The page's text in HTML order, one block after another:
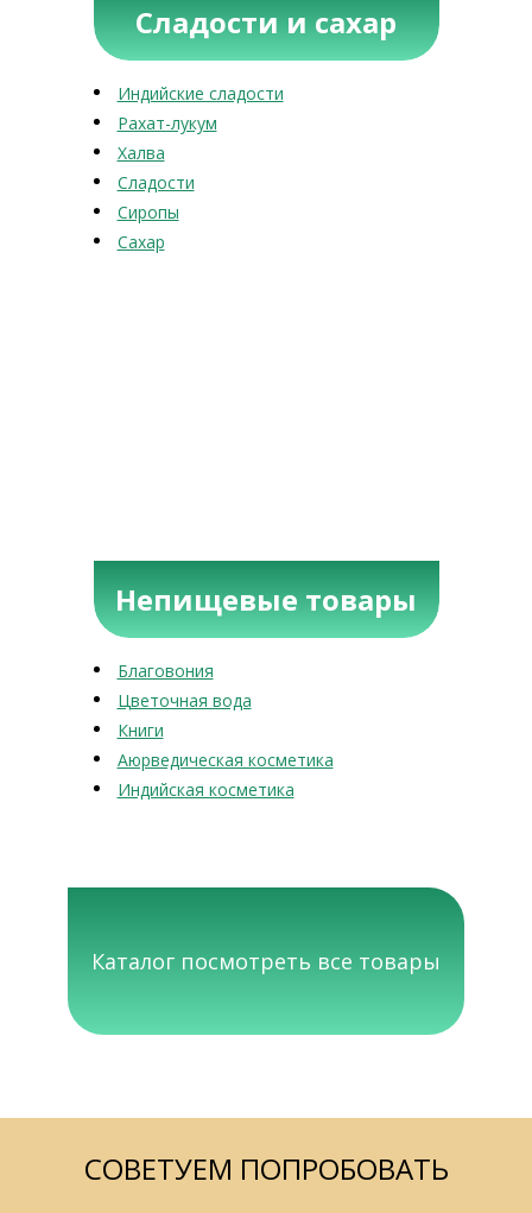
Сладости и сахар
Индийские сладости
Рахат-лукум
Халва
Сладости
Сиропы
Сахар
Непищевые товары
Благовония
Цветочная вода
Книги
Аюрведическая косметика
Индийская косметика
Каталог посмотреть все товары
СОВЕТУЕМ ПОПРОБОВАТЬ